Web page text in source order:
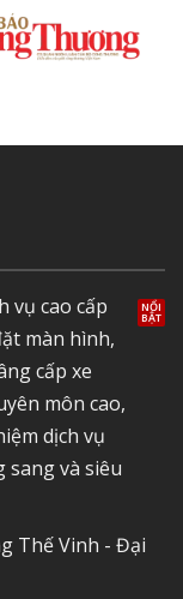
vụ cao cấp
màn hình,
cấp xe
môn cao,
dịch vụ
sang và siêu
Thế Vinh - Đại